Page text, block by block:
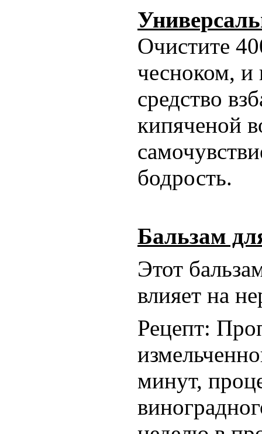
Очистите
чесноком, и
средство
кипяченой
бодрость.
Бальзам
Этот
влияет на
Рецепт:
минут,